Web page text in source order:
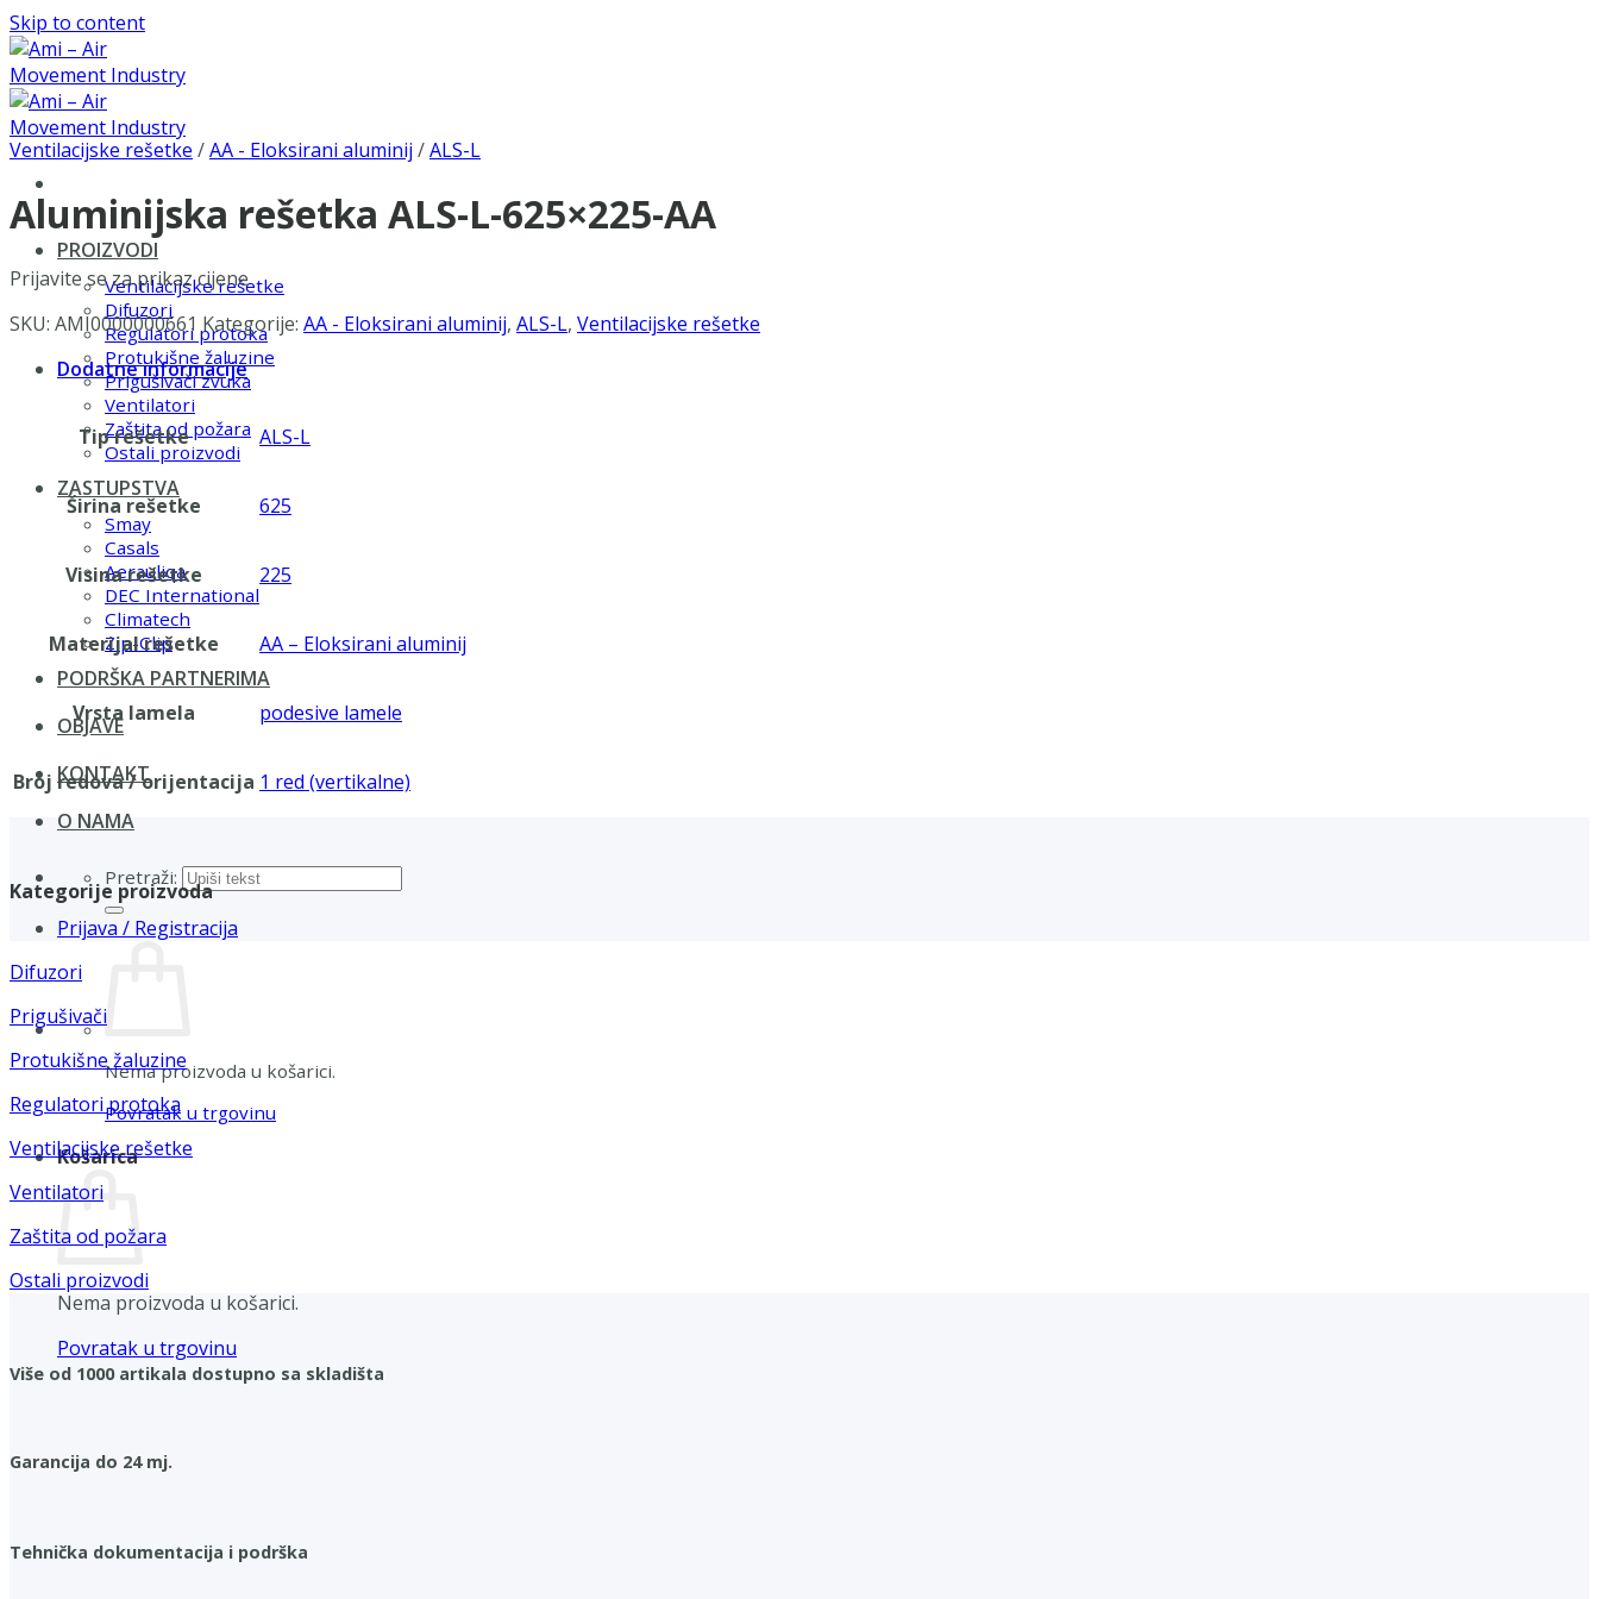
Skip to content
PROIZVODI
Ventilacijske rešetke
Difuzori
Regulatori protoka
Protukišne žaluzine
Prigušivači zvuka
Ventilatori
Zaštita od požara
Ostali proizvodi
ZASTUPSTVA
Smay
Casals
Aerauliqa
DEC International
Climatech
Zip-Clip
PODRŠKA PARTNERIMA
OBJAVE
KONTAKT
O NAMA
Pretraži:
Prijava / Registracija
Nema proizvoda u košarici.
Povratak u trgovinu
Košarica
Nema proizvoda u košarici.
Povratak u trgovinu
Ventilacijske rešetke /AA - Eloksirani aluminij /ALS-L
Aluminijska rešetka ALS-L-625×225-AA
Prijavite se za prikaz cijene
SKU: AMI0000000661 Kategorije: AA - Eloksirani aluminij, ALS-L, Ventilacijske rešetke
Dodatne informacije
Tip rešetke ALS-L
Širina rešetke 625
Visina rešetke 225
Materijal rešetke AA – Eloksirani aluminij
Vrsta lamela podesive lamele
Broj redova / orijentacija 1 red (vertikalne)
Kategorije proizvoda
Difuzori
Prigušivači
Protukišne žaluzine
Regulatori protoka
Ventilacijske rešetke
Ventilatori
Zaštita od požara
Ostali proizvodi
Više od 1000 artikala dostupno sa skladišta
Garancija do 24 mj.
Tehnička dokumentacija i podrška